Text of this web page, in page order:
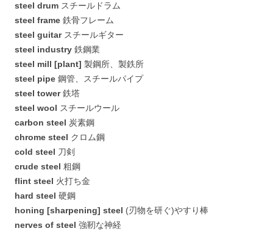
steel drum スチールドラム
steel frame 鉄骨フレーム
steel guitarスチールギター
steel industry 鉄鋼業
steel mill [plant] 製鋼所、製鉄所
steel pipe 鋼管、スチールパイプ
steel tower鉄塔
steel wool スチールウール
carbon steel 炭素鋼
chrome steel クロム鋼
cold steel 刀剣
crude steel 粗鋼
flint steel 火打ち金
hard steel 硬鋼
honing [sharpening] steel (刃物を研ぐ)やすり棒
nerves of steel 強靭な神経